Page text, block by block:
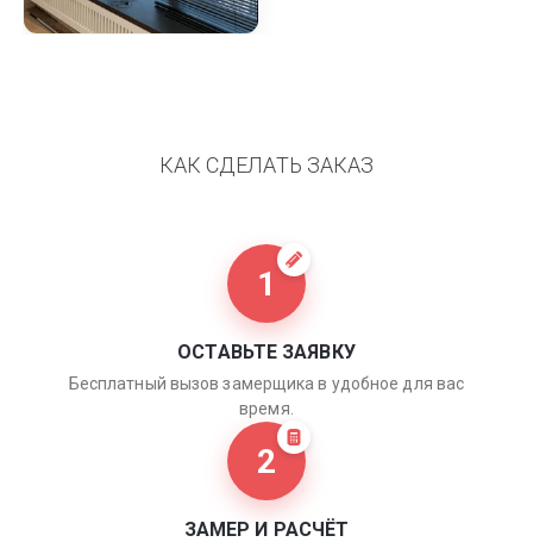
КАК СДЕЛАТЬ ЗАКАЗ
1
ОСТАВЬТЕ ЗАЯВКУ
Бесплатный вызов замерщика в удобное для вас
время.
2
ЗАМЕР И РАСЧЁТ